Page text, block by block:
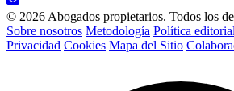
© 2026 Abogados propietarios. Todos los
Sobre nosotros Metodología Política editorial
Privacidad Cookies Mapa del Sitio